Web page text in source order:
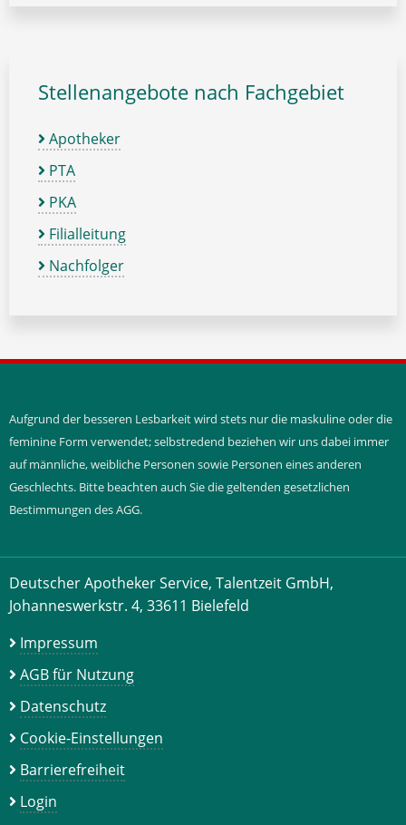
Stellenangebote nach Fachgebiet
Apotheker
PTA
PKA
Filialleitung
Nachfolger
Aufgrund der besseren Lesbarkeit wird stets nur die maskuline oder die
feminine Form verwendet; selbstredend beziehen wir uns dabei immer
auf männliche, weibliche Personen sowie Personen eines anderen
Geschlechts. Bitte beachten auch Sie die geltenden gesetzlichen
Bestimmungen des AGG.
Deutscher Apotheker Service, Talentzeit GmbH,
Johanneswerkstr. 4, 33611 Bielefeld
Impressum
AGB für Nutzung
Datenschutz
Cookie-Einstellungen
Barrierefreiheit
Login